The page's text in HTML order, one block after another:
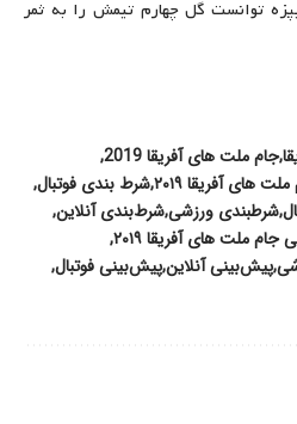
توانست گل چهارم تیمش را به ثمر
جام ملت های آفریقا 2019
های آفریقا ۲۰۱۹
شرط بندی فوتبال
شرطبندی ورزشیشرط‌بندی آنلاین
ملت های آفریقا ۲۰۱۹
پیش‌بینی آنلاینپیش‌بینی فوتبال